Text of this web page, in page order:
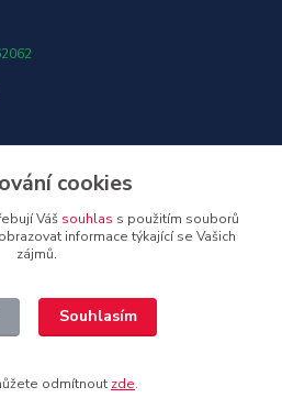
v hotovosti ZDARMA! 🎶
a příslušenství
cookies
Váš souhlas s použitím souborů
informace týkající se Vašich
zájmů.
Souhlasím
odmítnout zde.